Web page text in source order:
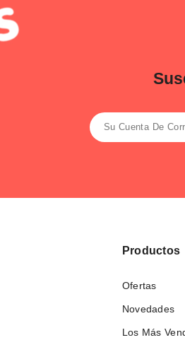
Productos
Ofertas
Novedades
Los Más